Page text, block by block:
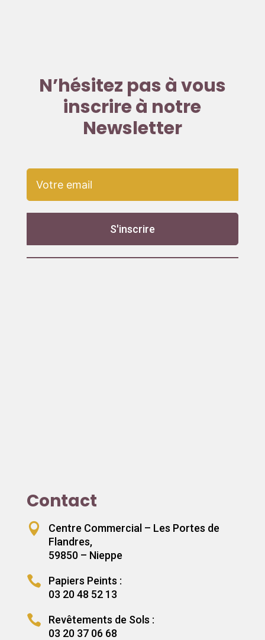
N’hésitez pas à vous
inscrire à notre
Newsletter
S'inscrire
Contact

Centre Commercial – Les Portes de
Flandres,
59850 – Nieppe

Papiers Peints :
03 20 48 52 13

Revêtements de Sols :
03 20 37 06 68